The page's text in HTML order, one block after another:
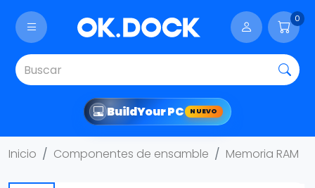
0
BuildYour PC NUEVO
Inicio Componentes de ensamble Memoria RAM